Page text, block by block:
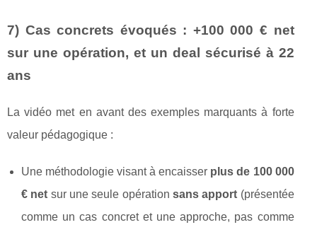
7) Cas concrets évoqués : +100 000 € net
sur une opération, et un deal sécurisé à 22
ans
La vidéo met en avant des exemples marquants à forte
valeur pédagogique :
Une méthodologie visant à encaisser plus de 100 000
€ net sur une seule opération sans apport (présentée
comme un cas concret et une approche, pas comme